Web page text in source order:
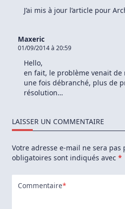
J’ai mis à jour l’article pour
Maxeric
01/09/2014 à 20:59
Hello,
en fait, le problème venait de
une fois débranché, plus de
résolution…
LAISSER UN COMMENTAIRE
Votre adresse e-mail ne sera pas
obligatoires sont indiqués avec *
Commentaire*